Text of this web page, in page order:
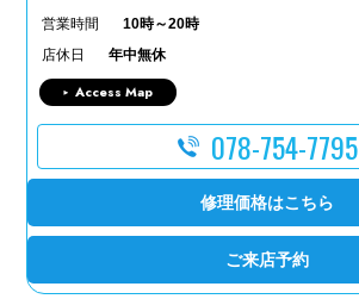
営業時間
10時～20時
店休日
年中無休
Access Map
078-754-7795
修理価格はこちら
ご来店予約